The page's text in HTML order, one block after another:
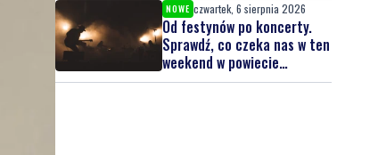
NOWE czwartek, 6 sierpnia 2026
Od festynów po koncerty.
Sprawdź, co czeka nas w ten
weekend w powiecie
lęborskim